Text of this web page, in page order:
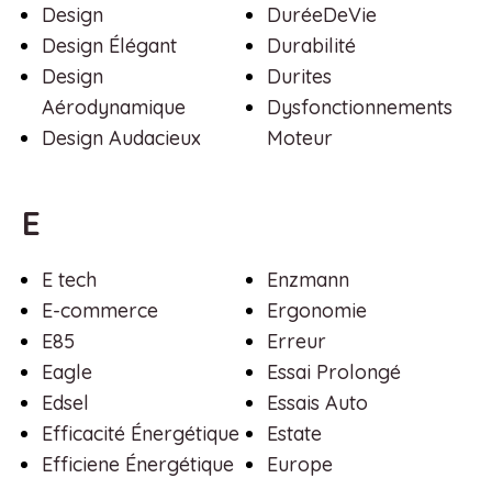
Design
Design Élégant
Design
Aérodynamique
Design Audacieux
DuréeDeVie
Durabilité
Durites
Dysfonctionnements
Moteur
E
E tech
E-commerce
E85
Eagle
Edsel
Efficacité Énergétique
Efficiene Énergétique
Enzmann
Ergonomie
Erreur
Essai Prolongé
Essais Auto
Estate
Europe